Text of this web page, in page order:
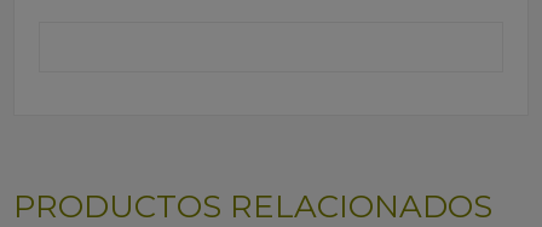
PRODUCTOS RELACIONADOS